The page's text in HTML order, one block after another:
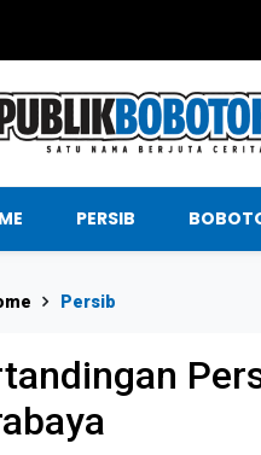
PERSIB
Persib